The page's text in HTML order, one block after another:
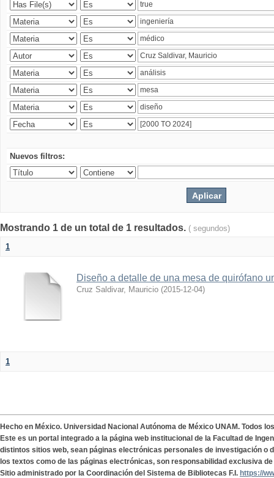
Nuevos filtros:
Mostrando 1 de un total de 1 resultados. ( segundos)
1
Diseño a detalle de una mesa de quirófano
Cruz Saldivar, Mauricio (2015-12-04)
1
Hecho en México. Universidad Nacional Autónoma de México UNAM. Todos
Este es un portal integrado a la página web institucional de la Facultad de
distintos sitios web, sean páginas electrónicas personales de investigación o
los textos como de las páginas electrónicas, son responsabilidad exclusiva
Sitio administrado por la Coordinación del Sistema de Bibliotecas F.I. https://